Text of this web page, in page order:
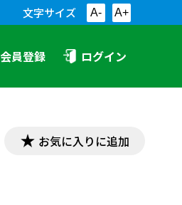
文字サイズ A- A+
会員登録 ログイン
お気に入りに追加